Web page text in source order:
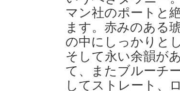
マン社のポートと
ます。赤みのある
の中にしっかりと
そして永い余韻が
て、またブルーチ
してストレート、